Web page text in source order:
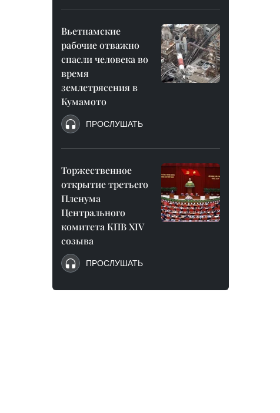
Вьетнамские
рабочие отважно
спасли человека во
время
землетрясения в
Кумамото
ПРОСЛУШАТЬ
Торжественное
открытие третьего
Пленума
Центрального
комитета КПВ XIV
созыва
ПРОСЛУШАТЬ